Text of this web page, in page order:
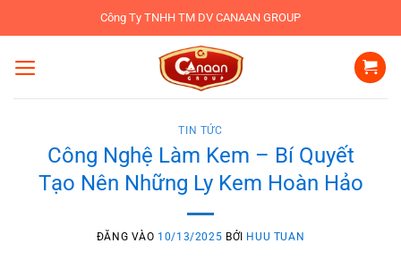
qua
nội
Công Ty TNHH TM DV CANAAN GROUP
TIN TỨC
Công Nghệ Làm Kem – Bí Quyết
Tạo Nên Những Ly Kem Hoàn Hảo
ĐĂNG VÀO 10/13/2025 BỞI HUU TUAN